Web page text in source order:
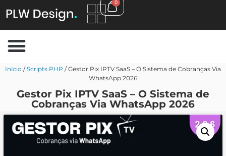
0
Início /Scripts PHP / Gestor Pix IPTV SaaS – O Sistema de Cobranças Via
WhatsApp 2026
Gestor Pix IPTV SaaS – O Sistema de
Cobranças Via WhatsApp 2026